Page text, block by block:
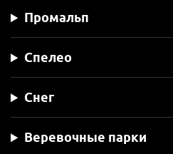
Промальп
Спелео
Снег
Веревочные парки